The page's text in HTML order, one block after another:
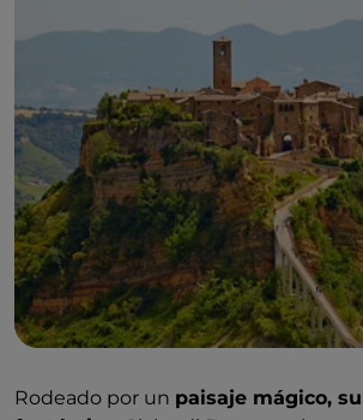
Rodeado por un paisaje mágico,